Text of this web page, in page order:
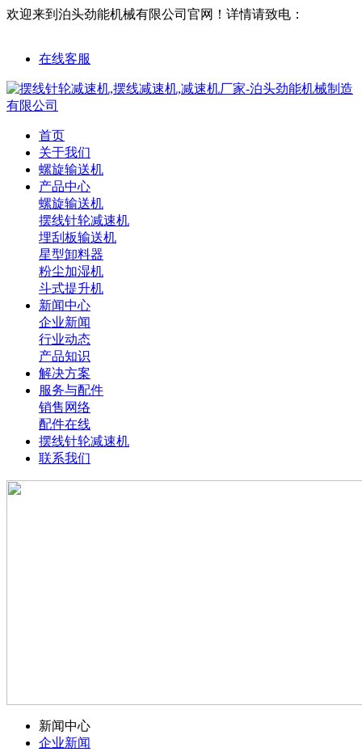
欢迎来到泊头劲能机械有限公司官网！ 详情请致电：
在线客服
首页
关于我们
螺旋输送机
产品中心
螺旋输送机
摆线针轮减速机
埋刮板输送机
星型卸料器
粉尘加湿机
斗式提升机
新闻中心
企业新闻
行业动态
产品知识
解决方案
服务与配件
销售网络
配件在线
摆线针轮减速机
联系我们
新闻中心
企业新闻